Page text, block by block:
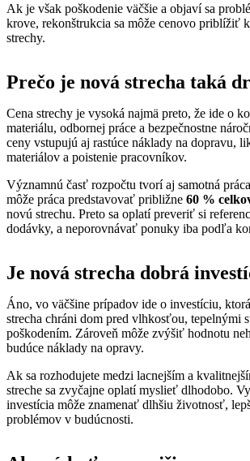
Ak je však poškodenie väčšie a objaví sa
krove, rekonštrukcia sa môže cenovo priblížiť
strechy.
Prečo je nová strecha taká
Cena strechy je vysoká najmä preto, že ide o
materiálu, odbornej práce a bezpečnostne
ceny vstupujú aj rastúce náklady na dopravu,
materiálov a poistenie pracovníkov.
Významnú časť rozpočtu tvorí aj samotná
môže práca predstavovať približne 60 %
novú strechu. Preto sa oplatí preveriť si
dodávky, a neporovnávať ponuky iba podľa
Je nová strecha dobrá
Áno, vo väčšine prípadov ide o investíciu,
strecha chráni dom pred vlhkosťou, tepelnými
poškodením. Zároveň môže zvýšiť hodnotu
budúce náklady na opravy.
Ak sa rozhodujete medzi lacnejším a
streche sa zvyčajne oplatí myslieť dlhodobo.
investícia môže znamenať dlhšiu životnosť,
problémov v budúcnosti.